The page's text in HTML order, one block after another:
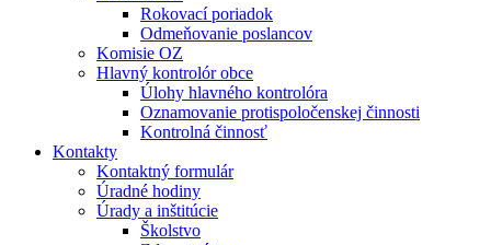
Rokovací poriadok
Odmeňovanie poslancov
Komisie OZ
Hlavný kontrolór obce
Úlohy hlavného kontrolóra
Oznamovanie protispoločenskej činnosti
Kontrolná činnosť
Kontakty
Kontaktný formulár
Úradné hodiny
Úrady a inštitúcie
Školstvo